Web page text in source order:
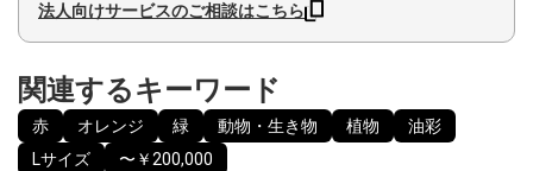
法人向けサービスのご相談はこちら
関連するキーワード
赤 オレンジ 緑 動物・生き物 植物
油彩
Lサイズ
〜￥200,000